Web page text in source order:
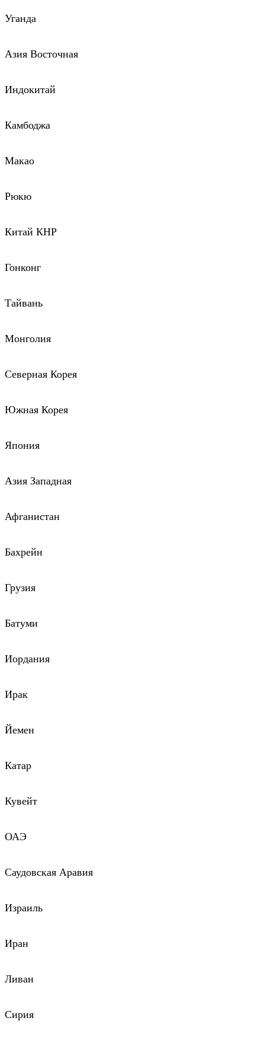
Уганда
Азия Восточная
Индокитай
Камбоджа
Макао
Рюкю
Китай КНР
Гонконг
Тайвань
Монголия
Северная Корея
Южная Корея
Япония
Азия Западная
Афганистан
Бахрейн
Грузия
Батуми
Иордания
Ирак
Йемен
Катар
Кувейт
ОАЭ
Саудовская Аравия
Израиль
Иран
Ливан
Сирия